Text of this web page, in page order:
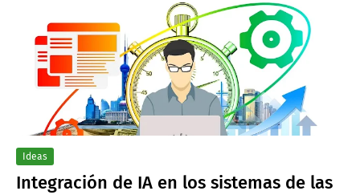
Ideas
Integración de IA en los sistemas de las